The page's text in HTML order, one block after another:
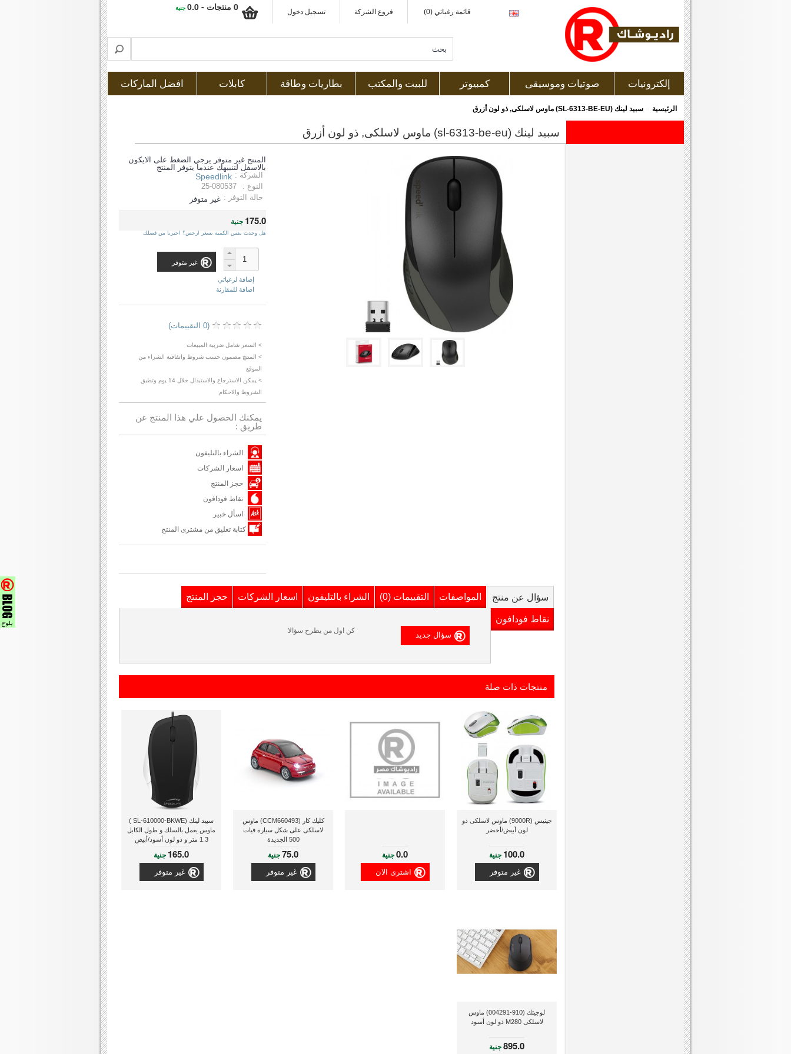
قائمة رغباتي (0) فروع الشركة تسجيل دخول 0 منتجات - 0.0 جنية
إلكترونيات صوتيات وموسيقى كمبيوتر للبيت والمكتب بطاريات وطاقة كابلات افضل الماركات
الرئيسية سبيد لينك (SL-6313-BE-EU) ماوس لاسلكى, ذو لون أزرق
سبيد لينك (sl-6313-be-eu) ماوس لاسلكى, ذو لون أزرق
المنتج غير متوفر يرجي الضغط على الايكون
بالاسفل لتنبيهك عندما يتوفر المنتج
الشركة : Speedlink
النوع :
25-080537
حالة التوفر : غير متوفر
175.0 جنية
هل وجدت نفس الكمية بسعر ارخص؟ اخبرنا من فضلك
غير متوفر
إضافة لرغباتي
اضافة للمقارنة
(0 التقييمات)
> السعر شامل ضريبة المبيعات
> المنتج مضمون حسب شروط واتفاقية الشراء من
الموقع
> يمكن الاسترجاع والاستبدال خلال 14 يوم وتطبق
الشروط والاحكام
يمكنك الحصول علي هذا المنتج عن
طريق :
الشراء بالتليفون
اسعار الشركات
حجز المنتج
نقاط فودافون
اسأل خبير
كتابة تعليق من مشترى المنتج
سؤال عن منتج المواصفات التقييمات (0) الشراء بالتليفون اسعار الشركات حجز المنتج
نقاط فودافون
كن اول من يطرح سؤالا
منتجات ذات صلة
جينيس (9000R) ماوس لاسلكى ذو
لون أبيض/أخضر
100.0 جنية
غير متوفر
0.0جنية
اشترى الان
كليك كار (CCM660493) ماوس
لاسلكى على شكل سيارة فيات
500 الجديدة
75.0جنية
غير متوفر
سبيد لينك (SL-610000-BKWE )
ماوس يعمل بالسلك و طول الكابل
1.3 متر و ذو لون أسود/أبيض
165.0 جنية
غير متوفر
لوجيتك (910-004291) ماوس
لاسلكى M280 ذو لون أسود
895.0جنية